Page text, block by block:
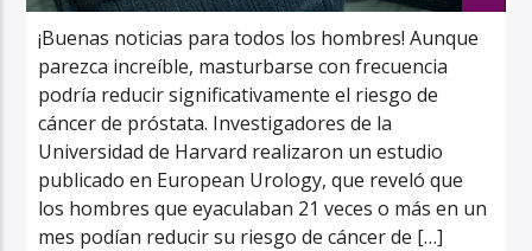
¡Buenas noticias para todos los hombres! Aunque
parezca increíble, masturbarse con frecuencia
podría reducir significativamente el riesgo de
cáncer de próstata. Investigadores de la
Universidad de Harvard realizaron un estudio
publicado en European Urology, que reveló que
los hombres que eyaculaban 21 veces o más en un
mes podían reducir su riesgo de cáncer de […]